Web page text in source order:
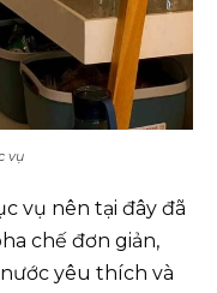
vụ
vụ nên tại đây đã
chế đơn giản,
yêu thích và